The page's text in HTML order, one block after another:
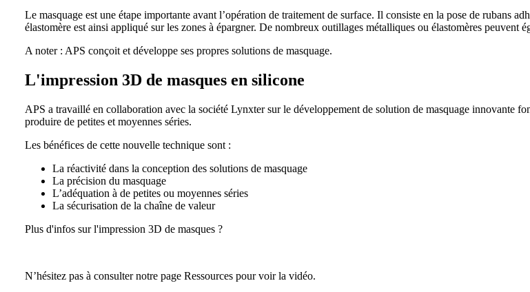
Le masquage est une étape importante avant l’opération de traitement de surface. Il consiste en la pose de rubans
élastomère est ainsi appliqué sur les zones à épargner. De nombreux outillages métalliques ou élastomères peuvent
A noter : APS conçoit et développe ses propres solutions de masquage.
L'impression 3D de masques en silicone
APS a travaillé en collaboration avec la société Lynxter sur le développement de solution de masquage innovante
produire de petites et moyennes séries.
Les bénéfices de cette nouvelle technique sont :
La réactivité dans la conception des solutions de masquage
La précision du masquage
L’adéquation à de petites ou moyennes séries
La sécurisation de la chaîne de valeur
Plus d'infos sur l'impression 3D de masques ?
N’hésitez pas à consulter notre page Ressources pour voir la vidéo.